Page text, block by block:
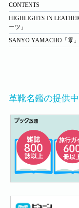
CONTENTS
HIGHLIGHTS IN
ーツ」
SANYO YAMACHO「零
革靴名鑑の提供